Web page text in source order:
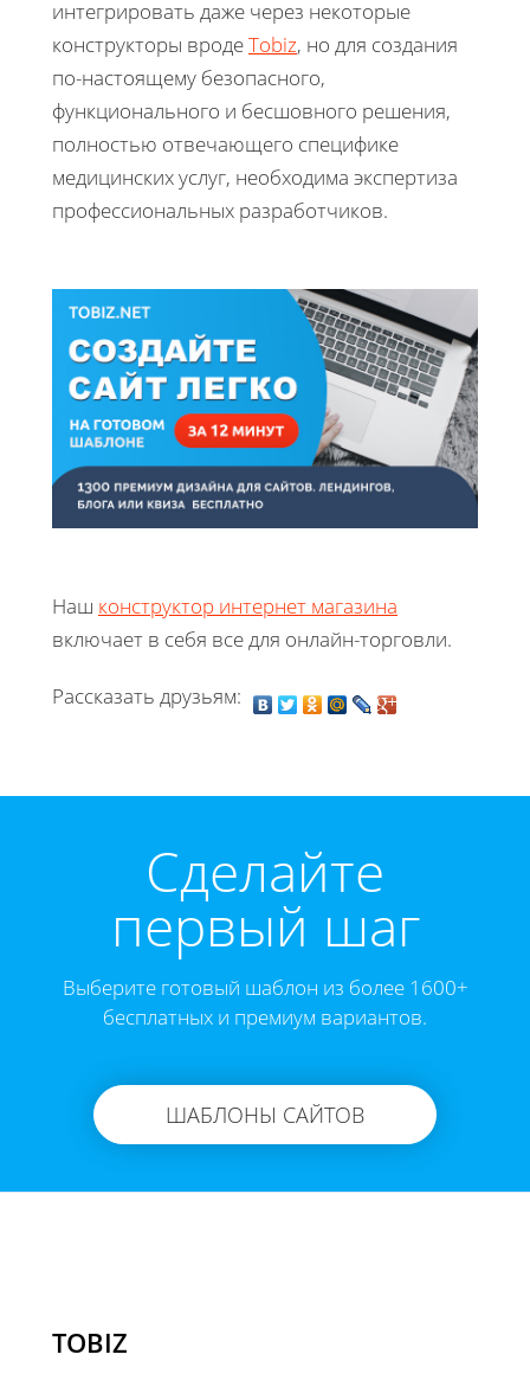
интегрировать даже через некоторые
конструкторы вродеTobiz, но для создания
по-настоящему безопасного,
функционального и бесшовного решения,
полностью отвечающего специфике
медицинских услуг, необходима экспертиза
профессиональных разработчиков.
Наш конструктор интернет магазина
включает в себя все для онлайн-торговли.
Рассказать друзьям:
Cделайте
первый шаг
Выберите готовый шаблон из более 1600+
бесплатных и премиум вариантов.
ШАБЛОНЫ САЙТОВ
TOBIZ